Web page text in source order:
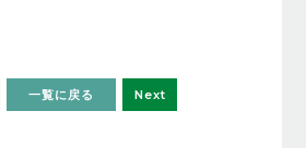
一覧に戻る Next